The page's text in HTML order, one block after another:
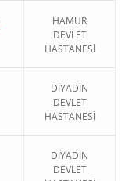
HAMUR
DEVLET
HASTANESİ
DİYADİN
DEVLET
HASTANESİ
DİYADİN
DEVLET